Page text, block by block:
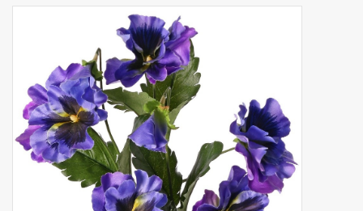
Rama de hojas / bayas
Fruta artificial
decoración
Coronas de flores